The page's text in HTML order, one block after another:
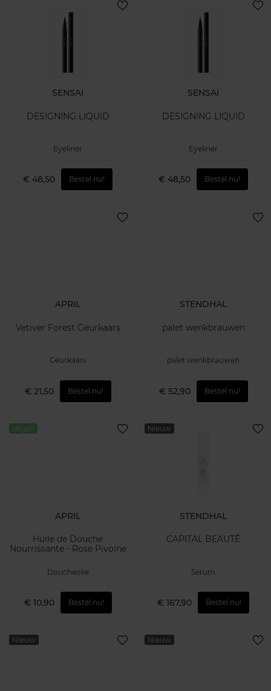
SENSAI
DESIGNING LIQUID
Eyeliner
€ 48,50 Bestel nu!
SENSAI
DESIGNING LIQUID
Eyeliner
€ 48,50 Bestel nu!
APRIL
Vetiver Forest Geurkaars
Geurkaars
€ 21,50 Bestel nu!
STENDHAL
palet wenkbrauwen
palet wenkbrauwen
€ 52,90 Bestel nu!
Vegan
APRIL
Huile de Douche
Nourrissante - Rose Pivoine
Doucheolie
€ 10,90 Bestel nu!
Nieuw
STENDHAL
CAPITAL BEAUTÉ
Serum
€ 167,90 Bestel nu!
Nieuw Nieuw